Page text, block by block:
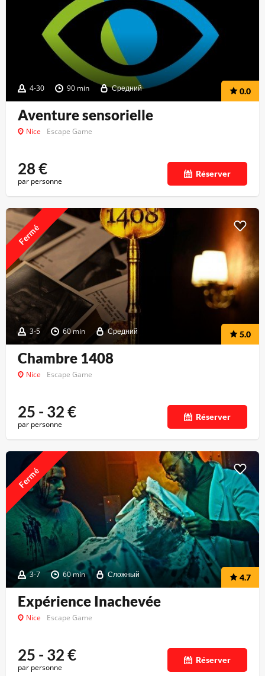
4-30 90 min Средний 0.0
Aventure sensorielle
Nice Escape Game
28€
par personne
Réserver
3-5 60 min Средний 5.0
Fermé
Chambre 1408
Nice Escape Game
25 - 32€
par personne
Réserver
3-7 60 min Сложный 4.7
Fermé
Expérience Inachevée
Nice Escape Game
25 - 32€
par personne
Réserver